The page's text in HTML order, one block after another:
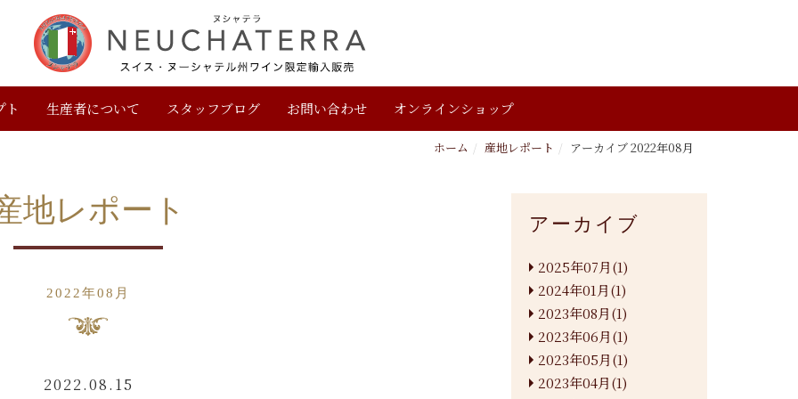
ト 生産者について スタッフブログ お問い合わせ オンラインショップ
ホーム 産地レポート アーカイブ 2022年08月
地レポート
2022年08月
2022.08.15
アーカイブ
2025年07月(1)
2024年01月(1)
2023年08月(1)
2023年06月(1)
2023年05月(1)
2023年04月(1)